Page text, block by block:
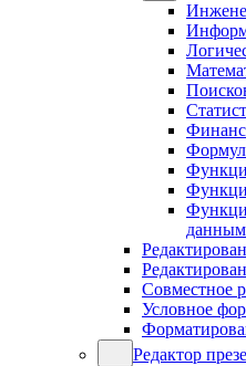
Совместное
Условное
Редактор